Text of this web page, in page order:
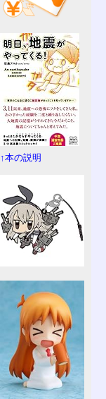
↑本の説明